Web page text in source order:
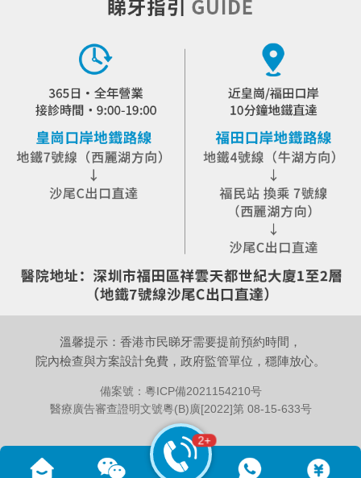
溫馨提示：香港市民睇牙需要提前預約時間，
院內檢查與方案設計免費，政府監管單位，穩陣放心。
備案號： 粵ICP備2021154210号
醫療廣告審查證明文號粵(B)廣[2022]第 08-15-633号
2+